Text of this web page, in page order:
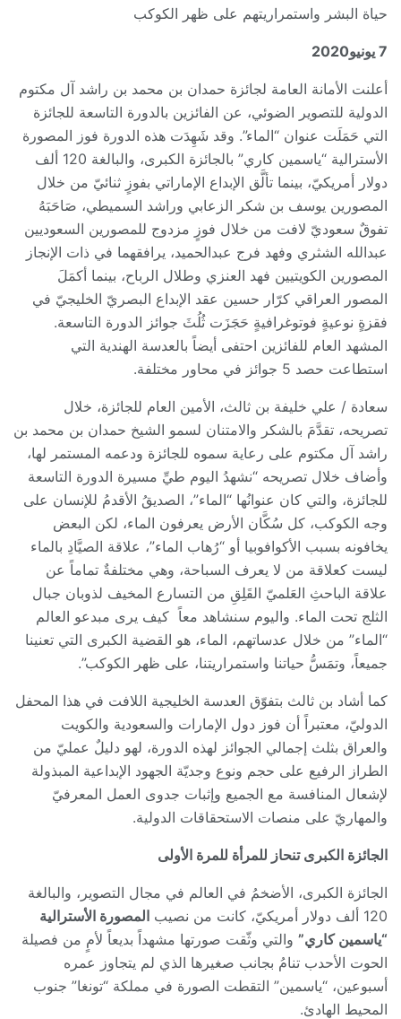
حياة البشر واستمراريتهم على ظهر الكوكب
7 يونيو 2020
أعلنت الأمانة العامة لجائزة حمدان بن محمد بن راشد آل مكتوم
الدولية للتصوير الضوئي، عن الفائزين بالدورة التاسعة للجائزة
التي حَمَلَت عنوان “الماء”. وقد شَهِدَت هذه الدورة فوز المصورة
الأسترالية “ياسمين كاري” بالجائزة الكبرى، والبالغة 120 ألف
دولار أمريكيّ، بينما تألَّق الإبداع الإماراتي بفوزٍ ثنائيّ من خلال
المصورين يوسف بن شكر الزعابي وراشد السميطي، صَاحَبَهُ
تفوقٌ سعوديّ لافت من خلال فوزٍ مزدوج للمصورين السعوديين
عبدالله الشثري وفهد فرج عبدالحميد، يرافقهما في ذات الإنجاز
المصورين الكويتيين فهد العنزي وطلال الرباح، بينما أكمَلَ
المصور العراقي كرّار حسين عقد الإبداع البصريّ الخليجيّ في
فقزةٍ نوعيةٍ فوتوغرافيةٍ حَجَزَت ثُلُثَ جوائز الدورة التاسعة.
المشهد العام للفائزين احتفى أيضاً بالعدسة الهندية التي
استطاعت حصد 5 جوائز في محاور مختلفة.
سعادة / علي خليفة بن ثالث، الأمين العام للجائزة، خلال
تصريحه، تقدَّمَ بالشكر والامتنان لسمو الشيخ حمدان بن محمد بن
راشد آل مكتوم على رعاية سموه للجائزة ودعمه المستمر لها،
وأضاف خلال تصريحه “نشهدُ اليوم طيِّ مسيرة الدورة التاسعة
للجائزة، والتي كان عنوانُها “الماء”، الصديقُ الأقدمُ للإنسان على
وجه الكوكب، كل سُكَّان الأرض يعرفون الماء، لكن البعض
يخافونه بسبب الأكوافوبيا أو “رُهاب الماء”، علاقة الصيَّادِ بالماء
ليست كعلاقة من لا يعرف السباحة، وهي مختلفةٌ تماماً عن
علاقة الباحثِ العَلميّ القَلِقِ من التسارع المخيف لذوبان جبال
الثلج تحت الماء. واليوم سنشاهد معاً كيف يرى مبدعو العالم
“الماء” من خلال عدساتهم، الماء، هو القضية الكبرى التي تعنينا
جميعاً، وتمَسُّ حياتنا واستمراريتنا، على ظهر الكوكب”.
كما أشاد بن ثالث بتفوّق العدسة الخليجية اللافت في هذا المحفل
الدوليّ، معتبراً أن فوز دول الإمارات والسعودية والكويت
والعراق بثلث إجمالي الجوائز لهذه الدورة، لهو دليلٌ عمليّ من
الطراز الرفيع على حجم ونوع وجديّة الجهود الإبداعية المبذولة
لإشعال المنافسة مع الجميع وإثبات جدوى العمل المعرفيّ
والمهاريّ على منصات الاستحقاقات الدولية.
الجائزة الكبرى تنحاز للمرأة للمرة الأولى
الجائزة الكبرى، الأضخمُ في العالم في مجال التصوير، والبالغة
120 ألف دولار أمريكيّ، كانت من نصيب
المصورة الأسترالية
“ياسمين كاري” والتي وثّقت صورتها مشهداً بديعاً لأمٍ من فصيلة
الحوت الأحدب تنامُ بجانب صغيرها الذي لم يتجاوز عمره
أسبوعين، “ياسمين” التقطت الصورة في مملكة “تونغا” جنوب
المحيط الهادئ.